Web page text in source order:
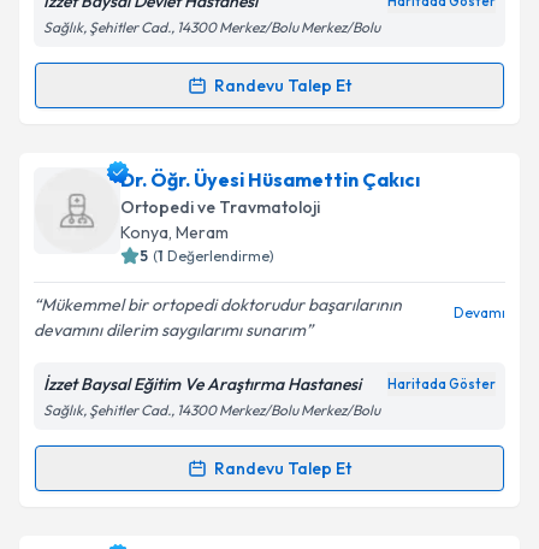
Takvim Talebini Gönder
Sağlık, Şehitler Cad., 14300 Merkez/Bolu Merkez/Bolu
Randevu Talep Et
Randevu Takvimi Talebi
Uzm. Dr. Sadullah Karaiçin randevu takvimi talebi
oluşturun. Size bu uzmandan randevu almanız için bir
takvim hazırlandığında e-posta ile bilgilendireceğiz.
Kişisel verilerimin işlenmesine ilişkin
Aydınlatma
Metni'ni okudum ve kişisel verilerimin belirtilen
kapsamda işlenmesini kabul ediyorum.
Dr. Öğr. Üyesi Hüsamettin Çakıcı
Ortopedi ve Travmatoloji
Konya, Meram
5 (1 Değerlendirme)
Mükemmel bir ortopedi doktorudur başarılarının
devamını dilerim saygılarımı sunarım
Devamı
İzzet Baysal Eğitim Ve Araştırma Hastanesi Haritada Göster
Sağlık, Şehitler Cad., 14300 Merkez/Bolu Merkez/Bolu
Randevu Talep Et
Randevu Takvimi Talebi